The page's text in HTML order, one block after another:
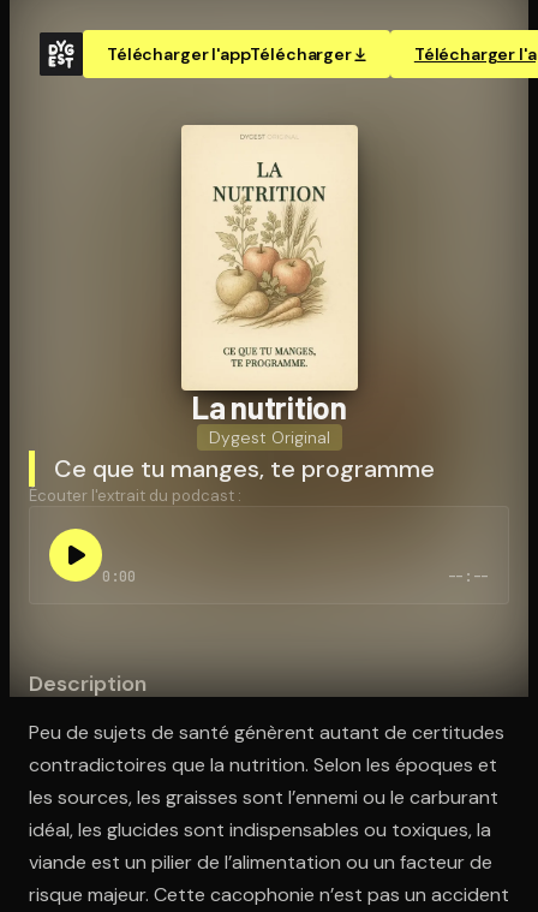
Télécharger l'appTélécharger Télécharger
La nutrition
Dygest Original
Ce que tu manges, te programme
Écouter l'extrait du podcast :
0:00 --:--
Description
Peu de sujets de santé génèrent autant de certitudes
contradictoires que la nutrition. Selon les époques et
les sources, les graisses sont l’ennemi ou le carburant
idéal, les glucides sont indispensables ou toxiques, la
viande est un pilier de l’alimentation ou un facteur de
risque majeur. Cette cacophonie n’est pas un accident